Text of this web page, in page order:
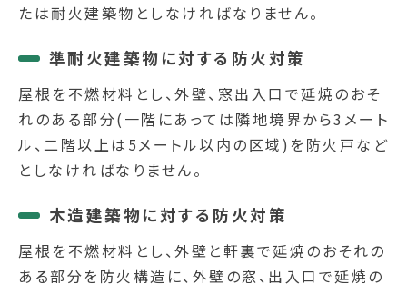
たは耐火建築物としなければなりません。
準耐火建築物に対する防火対策
屋根を不燃材料とし、外壁、窓出入口で延焼のおそ
れのある部分(一階にあっては隣地境界から3メート
ル、二階以上は5メートル以内の区域)を防火戸など
としなければなりません。
木造建築物に対する防火対策
屋根を不燃材料とし、外壁と軒裏で延焼のおそれの
ある部分を防火構造に、外壁の窓、出入口で延焼の